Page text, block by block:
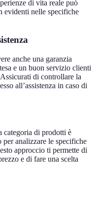
di vita reale può
evidenti nelle specifiche
anche una garanzia
e un buon servizio clienti
di controllare la
all’assistenza in caso di
categoria di prodotti è
analizzare le specifiche
approccio ti permette di
e di fare una scelta